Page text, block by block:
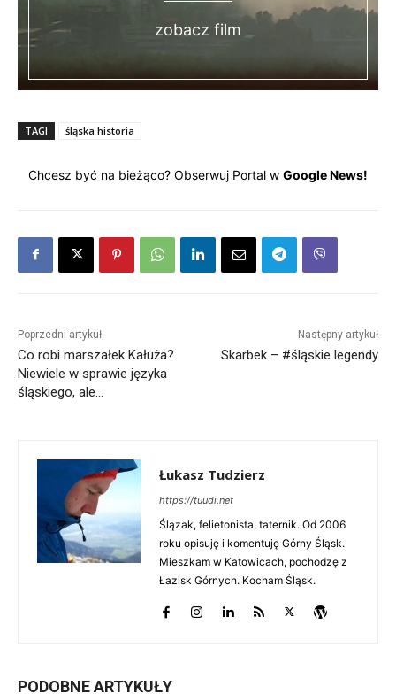
zobacz film
TAGI śląska historia
Chcesz być na bieżąco? Obserwuj Portal w Google News!
Poprzedni artykuł
Co robi marszałek Kałuża?
Niewiele w sprawie języka
śląskiego, ale…
Następny artykuł
Skarbek – #śląskie legendy
Łukasz Tudzierz
https://tuudi.net
Ślązak, felietonista, taternik. Od 2006
roku opisuję i komentuję Górny Śląsk.
Mieszkam w Katowicach, pochodzę z
Łazisk Górnych. Kocham Śląsk.
PODOBNE ARTYKUŁY